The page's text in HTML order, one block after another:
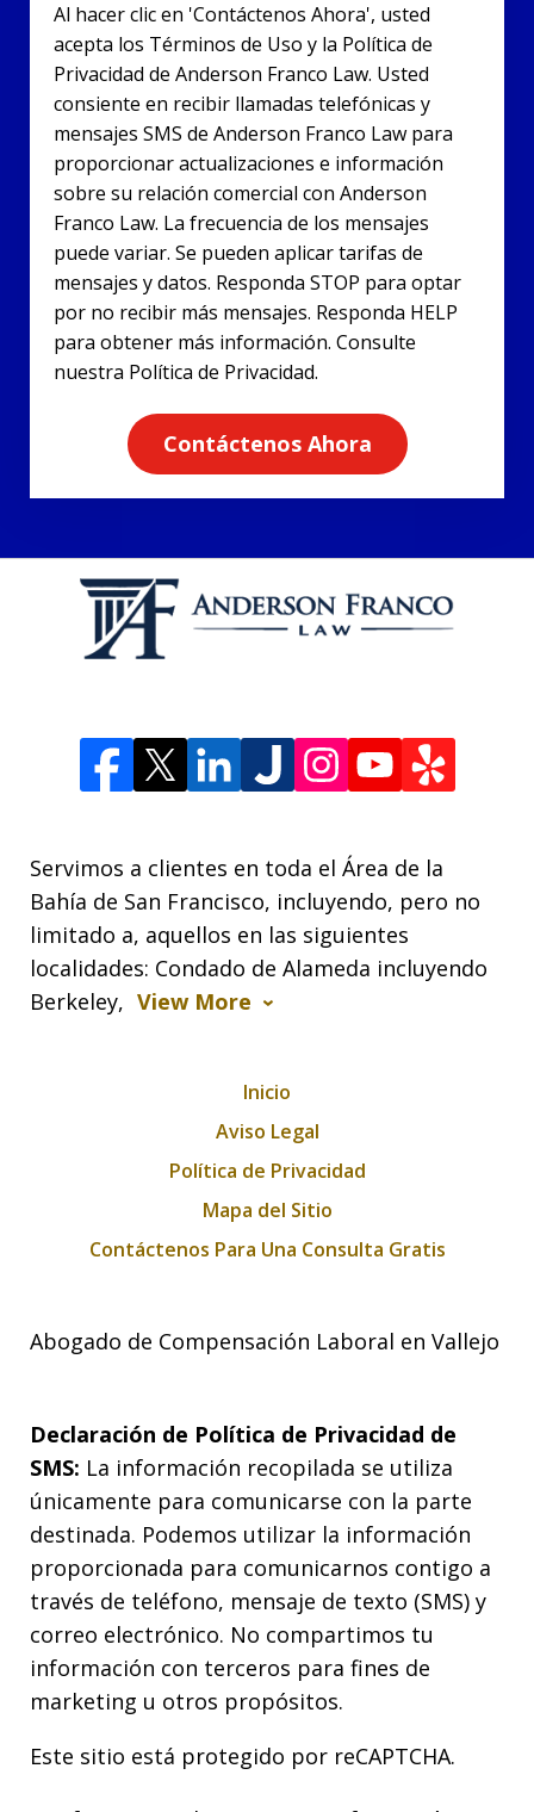
Al hacer clic en 'Contáctenos Ahora', usted
acepta los Términos de Uso y la Política de
Privacidad de Anderson Franco Law. Usted
consiente en recibir llamadas telefónicas y
mensajes SMS de Anderson Franco Law para
proporcionar actualizaciones e información
sobre su relación comercial con Anderson
Franco Law. La frecuencia de los mensajes
puede variar. Se pueden aplicar tarifas de
mensajes y datos. Responda STOP para optar
por no recibir más mensajes. Responda HELP
para obtener más información. Consulte
nuestra Política de Privacidad.
Contáctenos Ahora
Servimos a clientes en toda el Área de la
Bahía de San Francisco, incluyendo, pero no
limitado a, aquellos en las siguientes
localidades: Condado de Alameda incluyendo
Berkeley, View More
Inicio
Aviso Legal
Política de Privacidad
Mapa del Sitio
Contáctenos Para Una Consulta Gratis
Abogado de Compensación Laboral en Vallejo
Declaración de Política de Privacidad de
SMS: La información recopilada se utiliza
únicamente para comunicarse con la parte
destinada. Podemos utilizar la información
proporcionada para comunicarnos contigo a
través de teléfono, mensaje de texto (SMS) y
correo electrónico. No compartimos tu
información con terceros para fines de
marketing u otros propósitos.
Este sitio está protegido por reCAPTCHA.